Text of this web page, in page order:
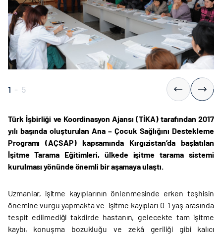
1 - 5
Türk İşbirliği ve Koordinasyon Ajansı (TİKA) tarafından 2017
yılı başında oluşturulan Ana – Çocuk Sağlığını Destekleme
Programı (AÇSAP) kapsamında Kırgızistan’da başlatılan
İşitme Tarama Eğitimleri, ülkede işitme tarama sistemi
kurulması yönünde önemli bir aşamaya ulaştı.
Uzmanlar, işitme kayıplarının önlenmesinde erken teşhisin
önemine vurgu yapmakta ve işitme kayıpları 0-1 yaş arasında
tespit edilmediği takdirde hastanın, gelecekte tam işitme
kaybı, konuşma bozukluğu ve zekâ geriliği gibi kalıcı